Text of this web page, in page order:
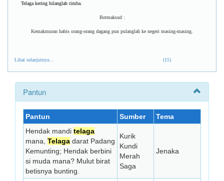
Telaga kering hilanglah timba.
Bermaksud :
Kemakmuran habis orang-orang dagang pun pulanglah ke negeri masing-masing.
Lihat selanjutnya... (15)
Pantun
Pantun Sumber
Tema
Hendak mandi telaga
mana, Telaga darat Padang
Kemunting; Hendak berbini
si muda mana? Mulut birat
betisnya bunting.
Kurik
Kundi
Merah
Saga
Jenaka